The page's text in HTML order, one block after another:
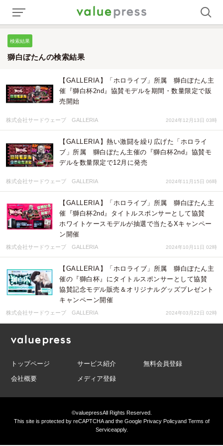
検索結果
獅白ぼたんの検索結果
【GALLERIA】「ホロライブ」所属 獅白ぼたん主
催『獅白杯2nd』協賛モデルを期間・数量限定で販
売開始
株式会社サードウェーブ GALLERIA 2024年12月13日 03時
【GALLERIA】熱い激闘を繰り広げた「ホロライ
ブ」所属 獅白ぼたん主催の『獅白杯2nd』協賛モ
デルを数量限定で12月に発売
株式会社サードウェーブ GALLERIA 2024年11月15日 06時
【GALLERIA】「ホロライブ」所属 獅白ぼたん主
催『獅白杯2nd』タイトルスポンサーとして協賛
ホワイトケースモデルが抽選で当たるXキャンペー
ン開催
株式会社サードウェーブ GALLERIA 2024年10月11日 02時
【GALLERIA】「ホロライブ」所属 獅白ぼたん主
催の『獅白杯』にタイトルスポンサーとして協賛
協賛記念モデル販売＆オリジナルグッズプレゼント
キャンペーン開催
株式会社サードウェーブ GALLERIA 2024年03月22日 02時
トップページ サービス紹介
無料会員登録
会社概要
メディア登録
©valuepressAll Rights Reserved.
This site is protected by reCAPTCHA and the GooglePrivacy PolicyandTerms of
Serviceapply.